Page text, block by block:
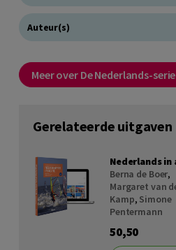
Auteur(s)
Meer over De Nederlands-serie
Gerelateerde uitgaven
Nederlands in
Berna de Boer,
Margaret van
Kamp, Simone
Pentermann
50,50